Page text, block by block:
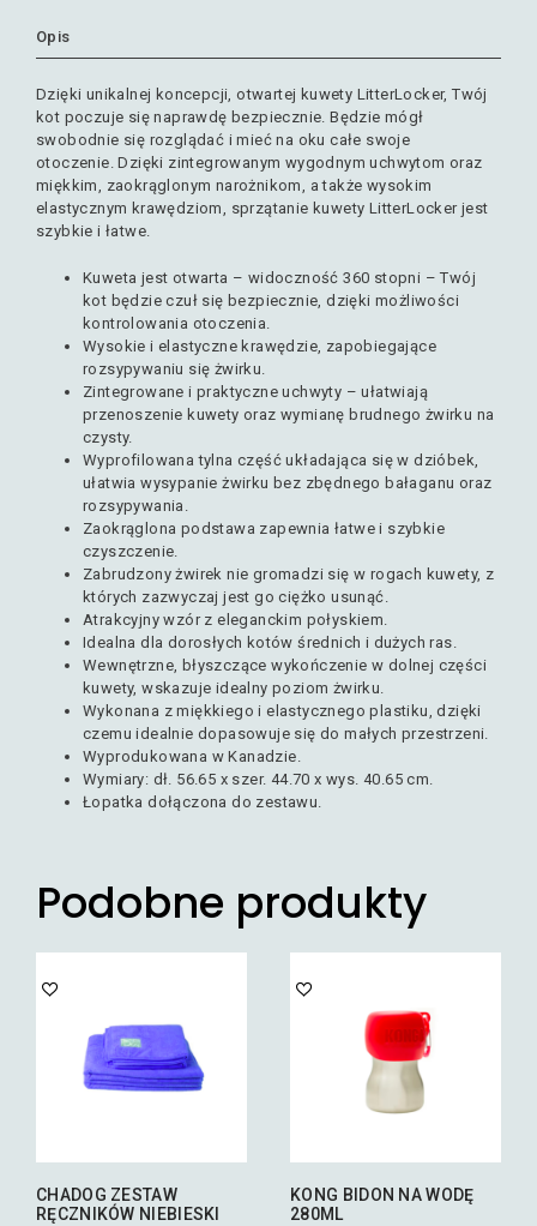
Opis
Dzięki unikalnej koncepcji, otwartej kuwety LitterLocker, Twój
kot poczuje się naprawdę bezpiecznie. Będzie mógł
swobodnie się rozglądać i mieć na oku całe swoje
otoczenie. Dzięki zintegrowanym wygodnym uchwytom oraz
miękkim, zaokrąglonym narożnikom, a także wysokim
elastycznym krawędziom, sprzątanie kuwety LitterLocker jest
szybkie i łatwe.
Kuweta jest otwarta – widoczność 360 stopni – Twój
kot będzie czuł się bezpiecznie, dzięki możliwości
kontrolowania otoczenia.
Wysokie i elastyczne krawędzie, zapobiegające
rozsypywaniu się żwirku.
Zintegrowane i praktyczne uchwyty – ułatwiają
przenoszenie kuwety oraz wymianę brudnego żwirku na
czysty.
Wyprofilowana tylna część układająca się w dzióbek,
ułatwia wysypanie żwirku bez zbędnego bałaganu oraz
rozsypywania.
Zaokrąglona podstawa zapewnia łatwe i szybkie
czyszczenie.
Zabrudzony żwirek nie gromadzi się w rogach kuwety, z
których zazwyczaj jest go ciężko usunąć.
Atrakcyjny wzór z eleganckim połyskiem.
Idealna dla dorosłych kotów średnich i dużych ras.
Wewnętrzne, błyszczące wykończenie w dolnej części
kuwety, wskazuje idealny poziom żwirku.
Wykonana z miękkiego i elastycznego plastiku, dzięki
czemu idealnie dopasowuje się do małych przestrzeni.
Wyprodukowana w Kanadzie.
Wymiary: dł. 56.65 x szer. 44.70 x wys. 40.65 cm.
Łopatka dołączona do zestawu.
Podobne produkty
CHADOG ZESTAW
RĘCZNIKÓW NIEBIESKI
KONG BIDON NA WODĘ
280ML